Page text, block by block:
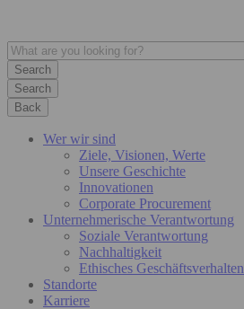
Search
Back
Wer wir sind
Ziele, Visionen, Werte
Unsere Geschichte
Innovationen
Corporate Procurement
Unternehmerische Verantwortung
Soziale Verantwortung
Nachhaltigkeit
Ethisches Geschäftsverhalten
Standorte
Karriere